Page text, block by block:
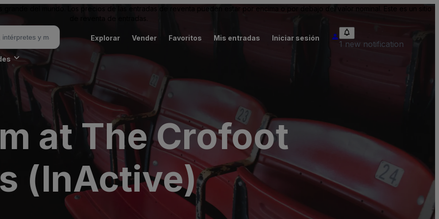
grande del mundo. Los precios de las entradas de reventa pueden estar por encima o por debajo del valor nominal. Este es un sitio
de reventa de entradas.
Explorar Vender Favoritos Mis entradas Iniciar sesión
1 new notification
at The Crofoot
(InActive)